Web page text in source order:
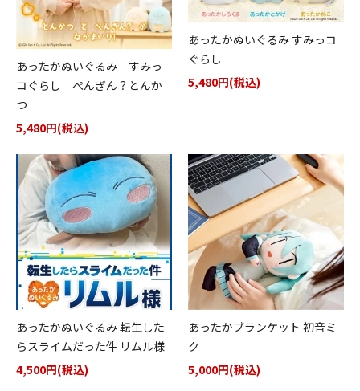
あったかぬいぐるみ すみっ
コぐらし ぺんぎん？とんか
つ
5,480円(税込)
あったかぬいぐるみ すみっコ
ぐらし
5,480円(税込)
あったかぬいぐるみ 転生した
らスライムだった件 リムル様
4,500円(税込)
あったかブランケット 初音ミ
ク
5,000円(税込)